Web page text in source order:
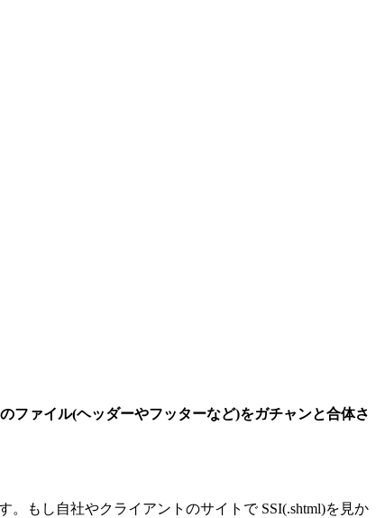
ファイル(ヘッダーやフッターなど)をガチャンと合体さ
。もし自社やクライアントのサイトで SSI(.shtml)を見か